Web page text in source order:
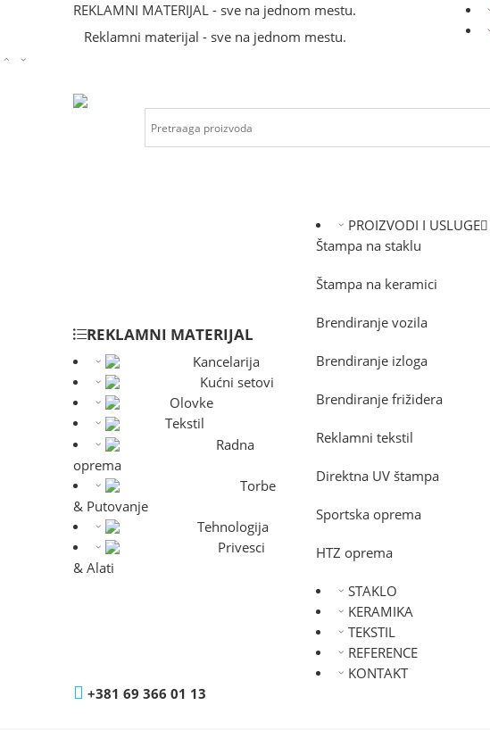
REKLAMNI MATERIJAL - sve na jednom mestu.
Reklamni materijal - sve na jednom mestu.
REKLAMNI MATERIJAL
Kancelarija
Kućni setovi
Olovke
Tekstil
Radna
oprema
Torbe
& Putovanje
Tehnologija
Privesci
& Alati
PROIZVODI I USLUGE
Štampa na staklu
Štampa na keramici
Brendiranje vozila
Brendiranje izloga
Brendiranje frižidera
Reklamni tekstil
Direktna UV štampa
Sportska oprema
HTZ oprema
STAKLO
KERAMIKA
TEKSTIL
REFERENCE
KONTAKT
+381 69 366 01 13